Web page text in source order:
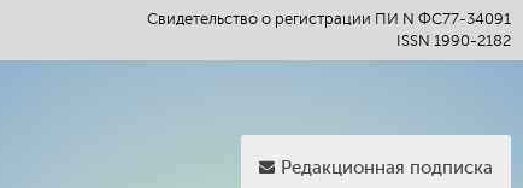
Свидетельство о регистрации ПИ N ФС77-34091
ISSN 1990-2182
Редакционная подписка